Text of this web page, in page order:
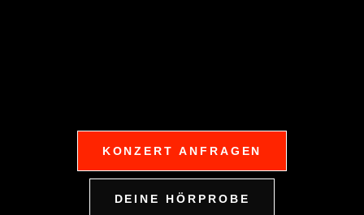
KONZERT ANFRAGEN
DEINE HÖRPROBE